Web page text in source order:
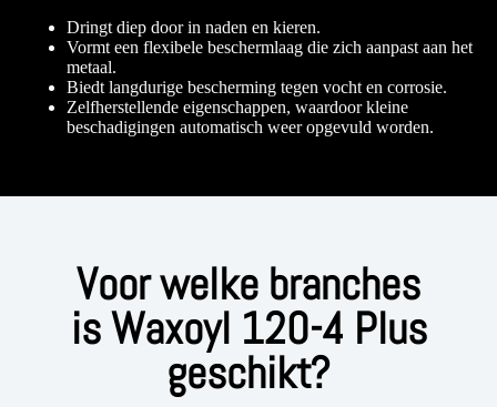
Dringt diep door in naden en kieren.
Vormt een flexibele beschermlaag die zich aanpast aan het
metaal.
Biedt langdurige bescherming tegen vocht en corrosie.
Zelfherstellende eigenschappen, waardoor kleine
beschadigingen automatisch weer opgevuld worden​.
Voor welke branches
is Waxoyl 120-4 Plus
geschikt?